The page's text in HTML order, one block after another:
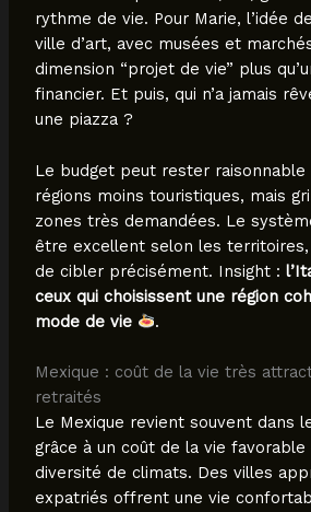
rythme de vie. Pour Marie, l’idée
ville d’art, avec musées et
dimension “projet de vie” plus
financier. Et puis, qui n’a jamais
une piazza ?
Le budget peut rester raisonnable
régions moins touristiques, mais
zones très demandées. Le
être excellent selon les territoires,
de cibler précisément. Insight :
ceux qui choisissent une région
mode de vie
.
Mexique : coût de la vie très
retraités
Le Mexique revient souvent dans
grâce à un coût de la vie favorable
diversité de climats. Des villes
expatriés offrent une vie